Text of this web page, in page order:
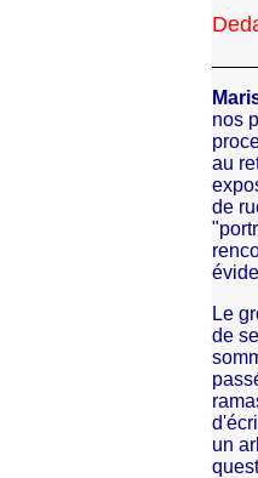
nos
au
de
Le
de
un